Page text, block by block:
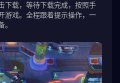
下载，等待下载完成，按照手
游戏。全程跟着提示操作，一
。